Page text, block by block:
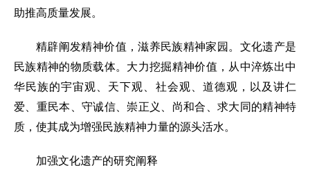
助推高质量发展。
精辟阐发精神价值，滋养民族精神家园。文化遗产是
民族精神的物质载体。大力挖掘精神价值，从中淬炼出中
华民族的宇宙观、天下观、社会观、道德观，以及讲仁
爱、重民本、守诚信、崇正义、尚和合、求大同的精神特
质，使其成为增强民族精神力量的源头活水。
加强文化遗产的研究阐释